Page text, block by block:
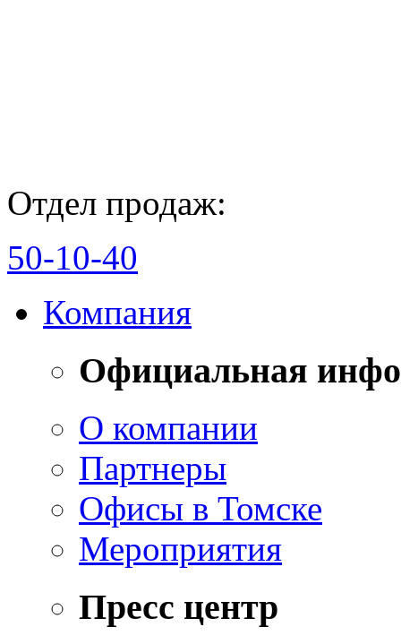
Отдел продаж:
50-10-40
Компания
Официальная
О компании
Партнеры
Офисы в Томске
Мероприятия
Пресс центр